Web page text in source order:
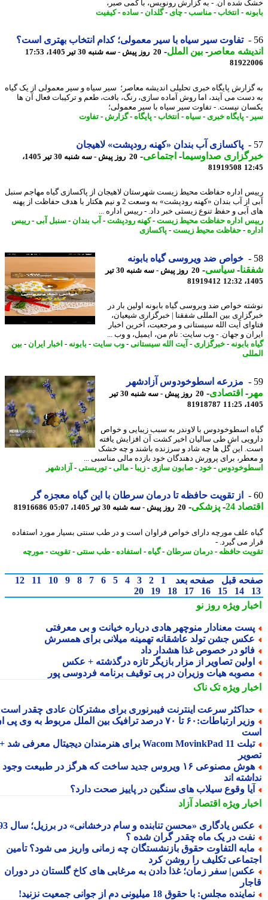
شده آن. - به گزارش رونویس، با کمی صبر،
-انتخاب-مناسب-چای -گلدان- ساده-کیفیت
تفاوت سیر سیاه با سیر معمولی؛ کدام انتخاب بهتری است؟
معاصر-بین الملل-20 روز پیش - سه شنبه 30 تیر 1405، 17:53
پایگاه خبری تحلیلی اندیشه معاصر؛ سیر سیاه و سیر معمولی از یک گیاه
می آیند، اما روش آماده سازی، رنگ، بافت، طعم و ترکیبات فعال آن ها
نیست. - تفاوت سیر سیاه با سیر معمولی؛
-پایگاه خبری- سیاه-انتخاب-پایگاه-گزارش -تفاوت
پاکسازی آب بندان «کهنه رودپشت» لاهیجان
صداوسیما-اجتماعی-
20 روز پیش - سه شنبه 30 تیر 1405،
81919508
اداره حفاظت محیط زیست شهرستان لاهیجان از پاکسازی گیاه مهاجم سنبل
آبی از آب بندان «کهنه رودپشت» به وسعت 2 و نیم هکتار با هدف حفاظت از پهنه
آبی و حفظ تنوع زیستی خبر داد. - رییس اداره ...
اداره حفاظت محیط زیست-کهنه رودپشت-آب بندان- سنبل آبی- رییس
- حفاظت محیط زیست-پاکسازی
خواص ضد ویروسی گیاه بابونه
-سیاسی-
20 روز پیش - سه شنبه 30 تیر
81919412
خواص ضد ویروسی گیاه بابونه اولین بار در
بین المللی شفقنا | خبرگزاری شیعیان،
آیت الله سیستانی و مرجعیت، آخرین اخبار
و جهان. - وب سایت: نام من، ایمیل، و وب ...
بابونه-خبرگزاری - آیت الله سیستانی-وب سایت-بابونه-اخبار ایران -
بین
مزرعه اسطوخودوس آزادشهر
-اقتصادی-
20 روز پیش - سه شنبه 30 تیر
81918787
اسطوخودوس با لاوندر به سبب زیبایی و خواص
اش طی سالیان اخیر کشت آن افزایش یافته
این گل ها چه شاد و سرزنده باشند و چه خشک
برای پرورش دهندگان خود بازده مالی مناسبی ...
-خود -صابون سازی- زیبا- مالی-توریستی-آزادشهر
از تقویت حافظه تا درمان سرطان با این گیاه معجزه گر
24
-پزشکی-20 روز پیش - سه شنبه 30 تیر 1405، 05:07 81916686
علف مورچه دارای خواص فراوان است و در طب سنتی بسیار مورد استفاده
می گیرد. -
حافظه-درمان سرطان -گیاه-استفاده-طب سنتی-تقویت-مورچه
قبل صفحه بعد 1
2
3
4
5
6
7
8
9
10
11
12
14
15
16
17
18
19
20
ویژهروز نو
معنادار منوچهر هادی درباره خیانت و بی معرفتی
جشن تولد عاشقانه تهمینه میلانی برای همسرش
در خصوص غذا هشدار داد
تصاویر از مزار بازیگر تازه درگذشته + عکس
هیات وزیران در پی توقیف برنامه فردوسی پور
ویژهتک ناک
سرعت اینترنت فیبرنوری برای مشترکان عادی چقدر است؟
وزیر ارتباطات:۶۰ تا ۷۰ درصد ترافیک بین الملل مربوط به وی پی ان
تبلت Wacom MovinkPad 11 برای هنرمندان دیجیتال معرفی شد +
هوش مصنوعی ۱۶ ویروس جدید ساخت که هرگز در طبیعت وجود
اند
وقوع سیلاب های سنگین در پاییز صحت دارد؟
ویژهاقتصاد آزاد
یادگاری «محسن تنابنده و سام درخشانی» در برزیل؛ سال 93
در یک ماه چقدر گران شده ؟
التفاوت حقوق بازنشستگان چه زمانی واریز می شود؟ تأمین
تکلیف را روشن کرد
سفر زمان؛ غذا دادن به مرغابی های کاخ گلستان در دوران
مجلس: با حقوق 18 میلیونی دم از جوانی جمعیت نزنید!